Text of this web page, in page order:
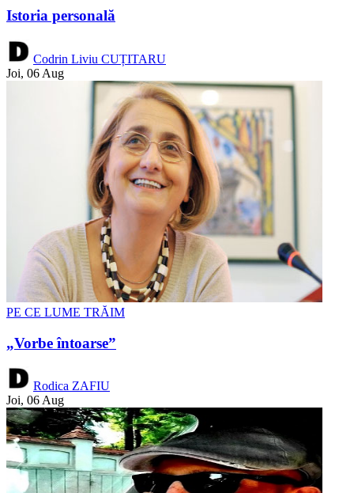
Istoria personală
Codrin Liviu CUȚITARU
Joi, 06 Aug
PE CE LUME TRĂIM
„Vorbe întoarse”
Rodica ZAFIU
Joi, 06 Aug